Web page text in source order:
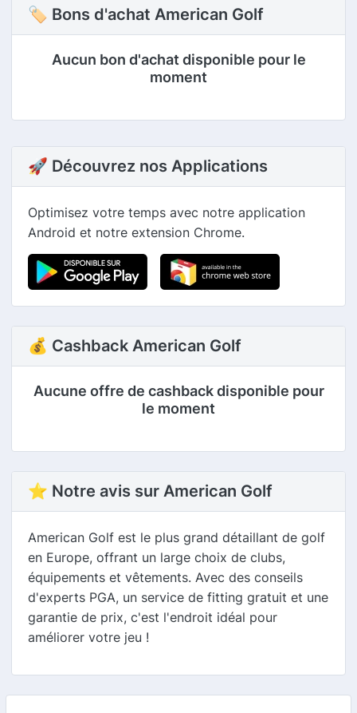
🏷 Bons d'achat American Golf
Aucun bon d'achat disponible pour le
moment
🚀 Découvrez nos Applications
Optimisez votre temps avec notre application
Android et notre extension Chrome.
💰 Cashback American Golf
Aucune offre de cashback disponible pour
le moment
⭐ Notre avis sur American Golf
American Golf est le plus grand détaillant de golf
en Europe, offrant un large choix de clubs,
équipements et vêtements. Avec des conseils
d'experts PGA, un service de fitting gratuit et une
garantie de prix, c'est l'endroit idéal pour
améliorer votre jeu !